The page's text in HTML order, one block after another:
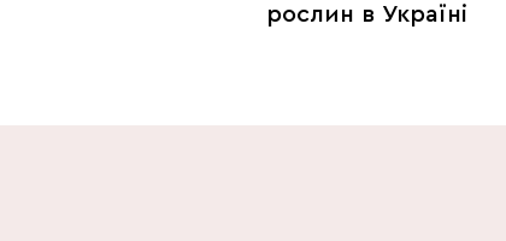
рослин в Україні